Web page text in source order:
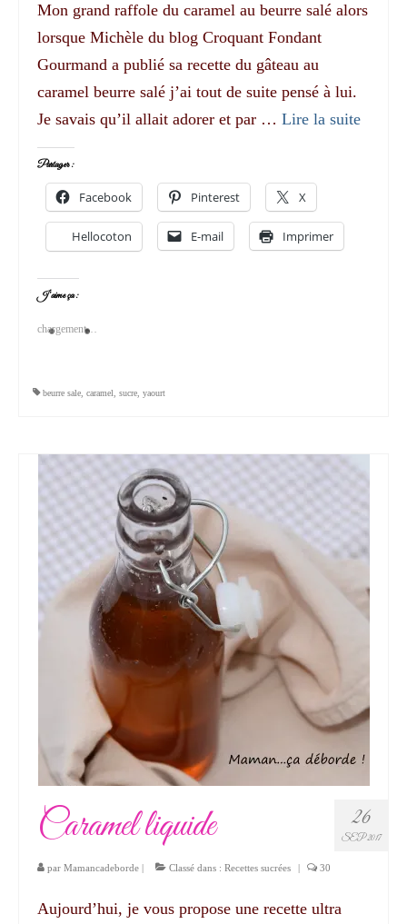
Mon grand raffole du caramel au beurre salé alors
lorsque Michèle du blog Croquant Fondant
Gourmand a publié sa recette du gâteau au
caramel beurre salé j’ai tout de suite pensé à lui.
Je savais qu’il allait adorer et par … Lire la suite­­
Partager :
Facebook Pinterest X
Hellocoton E-mail Imprimer
J’aime ça :
chargement…
beurre sale caramel sucre yaourt
26
SEP 2017
Caramel liquide
par Mamancadeborde | Classé dans : Recettes sucrées | 30
Aujourd’hui, je vous propose une recette ultra